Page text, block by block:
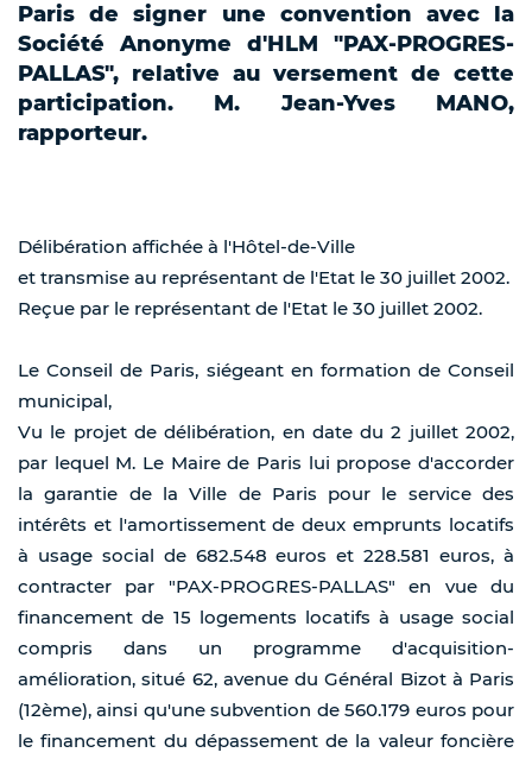
Paris de signer une convention avec la
Société Anonyme d'HLM "PAX-PROGRES-
PALLAS", relative au versement de cette
participation. M. Jean-Yves MANO,
rapporteur.
Délibération affichée à l'Hôtel-de-Ville
et transmise au représentant de l'Etat le 30 juillet 2002.
Reçue par le représentant de l'Etat le 30 juillet 2002.
Le Conseil de Paris, siégeant en formation de Conseil
municipal,
Vu le projet de délibération, en date du 2 juillet 2002,
par lequel M. Le Maire de Paris lui propose d'accorder
la garantie de la Ville de Paris pour le service des
intérêts et l'amortissement de deux emprunts locatifs
à usage social de 682.548 euros et 228.581 euros, à
contracter par "PAX-PROGRES-PALLAS" en vue du
financement de 15 logements locatifs à usage social
compris dans un programme d'acquisition-
amélioration, situé 62, avenue du Général Bizot à Paris
(12ème), ainsi qu'une subvention de 560.179 euros pour
le financement du dépassement de la valeur foncière